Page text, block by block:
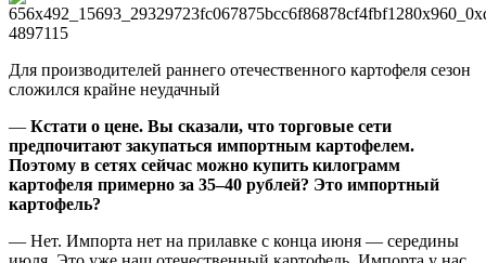
Для производителей раннего отечественного картофеля сезон
сложился крайне неудачный
— Кстати о цене. Вы сказали, что торговые сети
предпочитают закупаться импортным картофелем.
Поэтому в сетях сейчас можно купить килограмм
картофеля примерно за 35–40 рублей? Это импортный
картофель?
— Нет. Импорта нет на прилавке с конца июня — середины